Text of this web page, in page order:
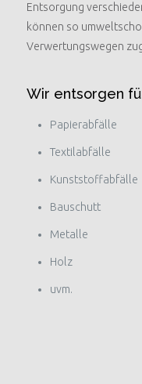
Entsorgung
können so
Verwertungswegen
Wir entsorgen
Papierabfälle
Textilabfälle
Kunststoffabfälle
Bauschutt
Metalle
Holz
uvm.